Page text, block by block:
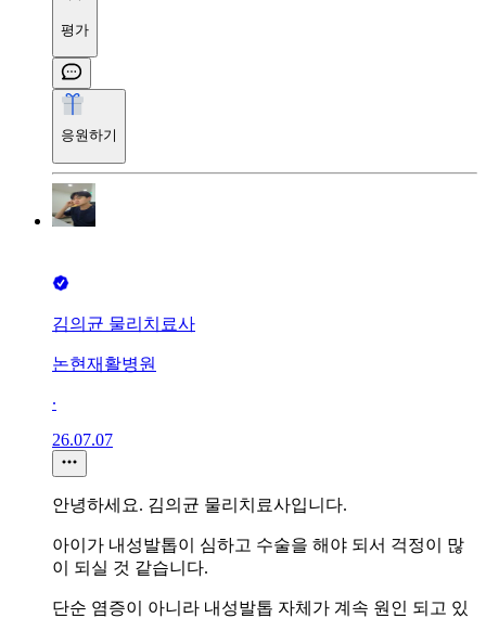
평가
응원하기
김의균 물리치료사
논현재활병원
∙
26.07.07
안녕하세요. 김의균 물리치료사입니다.
아이가 내성발톱이 심하고 수술을 해야 되서 걱정이 많
이 되실 것 같습니다.
단순 염증이 아니라 내성발톱 자체가 계속 원인 되고 있